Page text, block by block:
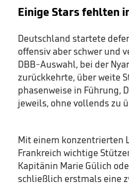
Einige Stars fehlten
Deutschland startete
offensiv aber schwer und
DBB-Auswahl, bei der
zurückkehrte, über weite
phasenweise in Führung,
jeweils, ohne vollends zu
Mit einem konzentrierten
Frankreich wichtige
Kapitänin Marie Gülich
schließlich erstmals eine